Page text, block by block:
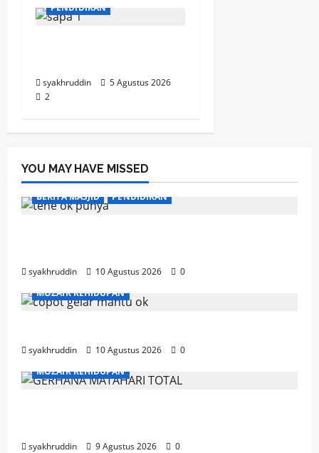
PENDIDIKAN
syakhruddin
5 Agustus 2026
2
YOU MAY HAVE MISSED
BERITA MASJID PENDIDIKAN
syakhruddin 10 Agustus 2026
0
MOZAIK KEHIDUPAN
syakhruddin 10 Agustus 2026
0
MOZAIK KEHIDUPAN
syakhruddin 9 Agustus 2026
0